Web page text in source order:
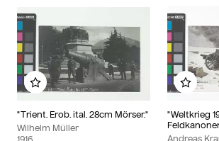
"Trient. Erob. ital. 28cm Mörser."
Wilhelm Müller
Zu meinem Album hinzufügen
"Weltkrieg
Andreas
Zu